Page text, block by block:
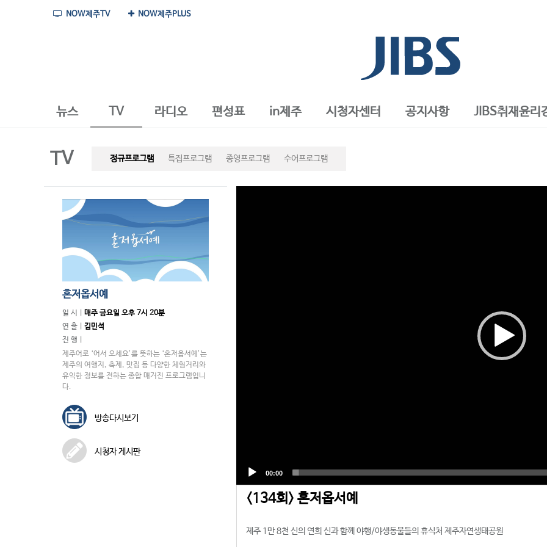
NOW제주PLUS
NOW제주TV
뉴스 TV 라디오 편성표 in제주 시청자센터 공지사항 JIBS취재윤리
TV 정규프로그램 특집프로그램 종영프로그램 수어프로그램
혼저옵서예
일 시 | 매주 금요일 오후 7시 20분
연 출 | 김민석
진 행 |
제주어로 ‘어서 오세요’를 뜻하는 ‘혼저옵서예’는
제주의 여행지, 축제, 맛집 등 다양한 체험거리와
유익한 정보를 전하는 종합 매거진 프로그램입니
다.
방송다시보기
시청자 게시판
<134회> 혼저옵서예
제주 1만 8천 신의 연희 신과 함께 야행/야생동물들의 휴식처 제주자연생태공원